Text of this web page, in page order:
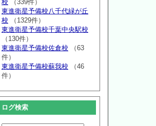
校 （339件）
東進衛星予備校八千代緑が丘
校 （1329件）
東進衛星予備校千葉中央駅校
（130件）
東進衛星予備校佐倉校 （63
件）
東進衛星予備校蘇我校 （46
件）
ログ検索